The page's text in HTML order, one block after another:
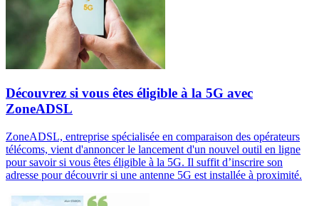
Découvrez si vous êtes éligible à la 5G avec
ZoneADSL
ZoneADSL, entreprise spécialisée en comparaison des opérateurs
télécoms, vient d'annoncer le lancement d'un nouvel outil en ligne
pour savoir si vous êtes éligible à la 5G. Il suffit d’inscrire son
adresse pour découvrir si une antenne 5G est installée à proximité.